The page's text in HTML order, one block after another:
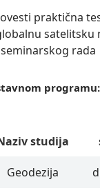
praktična
satelitsku
rada
programu:
studija
Geodezija